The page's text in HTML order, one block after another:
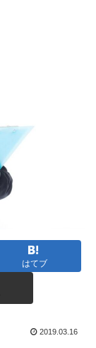
はてブ
2019.03.16